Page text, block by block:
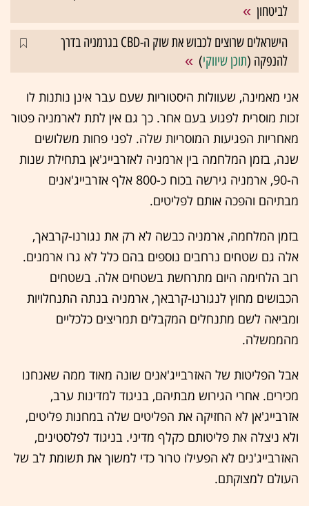
לביטחון
הישראלים שרוצים לכבוש את שוק ה-CBD בגרמניה בדרך
להנפקה (תוכן שיווקי)
אני מאמינה, שעוולות היסטוריות שעם עבר אינן נותנות לו
זכות מוסרית לפגוע בעם אחר. כך גם אין לתת לארמניה פטור
מאחריות הפגיעות המוסריות שלה. לפני פחות משלושים
שנה, בזמן המלחמה בין ארמניה לאזרבייג'אן בתחילת שנות
ה-90, ארמניה גירשה בכוח כ-800 אלף אזרבייג'אנים
מבתיהם והפכה אותם לפליטים.
בזמן המלחמה, ארמניה כבשה לא רק את נגורנו-קרבאך,
אלה גם שטחים נרחבים נוספים בהם כלל לא גרו ארמנים.
רוב הלחימה היום מתרחשת בשטחים אלה. בשטחים
הכבושים מחוץ לנגורנו-קרבאך, ארמניה בנתה התנחלויות
ומביאה לשם מתנחלים המקבלים תמריצים כלכליים
מהממשלה.
אבל הפליטות של האזרבייג'אנים שונה מאוד ממה שאנחנו
מכירים. אחרי הגירוש מבתיהם, בניגוד למדינות ערב,
אזרבייג'אן לא החזיקה את הפליטים שלה במחנות פליטים,
ולא ניצלה את פליטותם כקלף מדיני. בניגוד לפלסטינים,
האזרבייג'נים לא הפעילו טרור כדי למשוך את תשומת לב של
העולם למצוקתם.